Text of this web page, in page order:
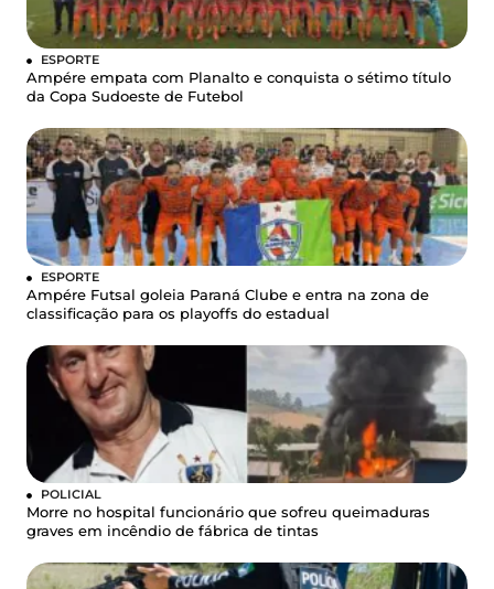
ESPORTE
Ampére empata com Planalto e conquista o sétimo título
da Copa Sudoeste de Futebol
ESPORTE
Ampére Futsal goleia Paraná Clube e entra na zona de
classificação para os playoffs do estadual
POLICIAL
Morre no hospital funcionário que sofreu queimaduras
graves em incêndio de fábrica de tintas